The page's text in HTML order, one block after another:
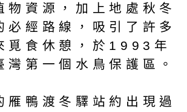
物資源，加上地處秋冬
必經路線，吸引了許多
覓食休憩，於1993年
灣第一個水鳥保護區。
雁鴨渡冬驛站約出現過